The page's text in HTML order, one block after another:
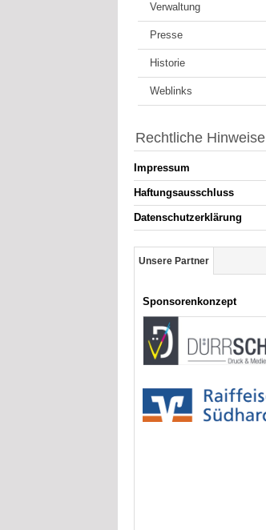
Verwaltung
Presse
Historie
Weblinks
Rechtliche Hinweise
Impressum
Haftungsausschluss
Datenschutzerklärung
Unsere Partner
Sponsorenkonzept